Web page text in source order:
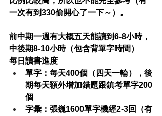
一次有到330偷開心了一下～）。
前中期一週有大概五天能讀到6-8小時，
中後期8-10小時（包含背單字時間）
每日讀書進度
單字：每天400個（四天一輪），後
期每天額外增加錯題跟鎮考單字200
個
字彙：張巍1600單字機經2-3回（有